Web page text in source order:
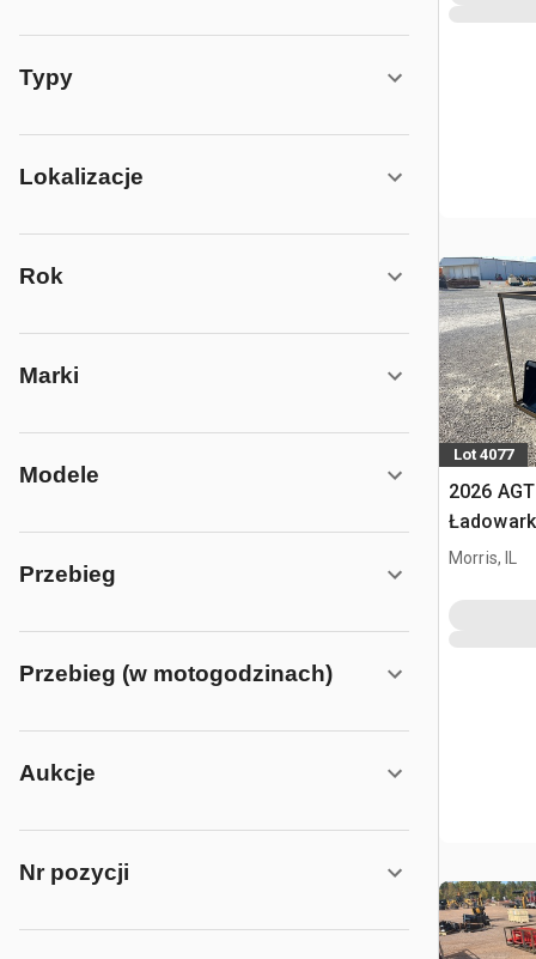
Typy
Lokalizacje
Rok
Marki
Modele
Przebieg
Przebieg (w motogodzinach)
Aukcje
Nr pozycji
Lot 4077
2026
Morris, IL